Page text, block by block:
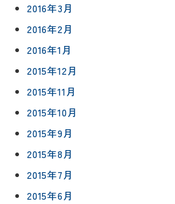
2016年3月
2016年2月
2016年1月
2015年12月
2015年11月
2015年10月
2015年9月
2015年8月
2015年7月
2015年6月